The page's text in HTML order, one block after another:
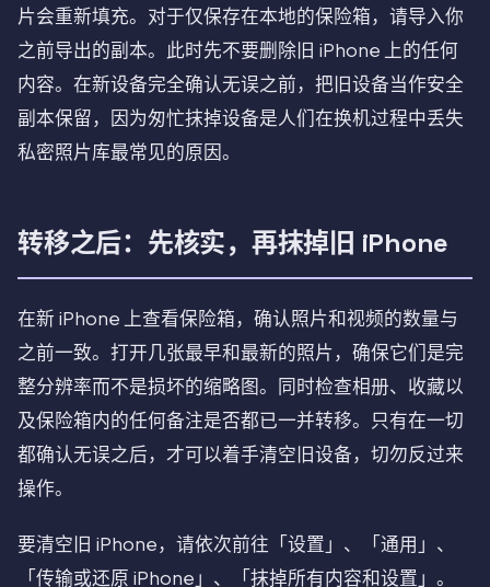
片会重新填充。对于仅保存在本地的保险箱，请导入你
之前导出的副本。此时先不要删除旧 iPhone 上的任何
内容。在新设备完全确认无误之前，把旧设备当作安全
副本保留，因为匆忙抹掉设备是人们在换机过程中丢失
私密照片库最常见的原因。
转移之后：先核实，再抹掉旧 iPhone
在新 iPhone 上查看保险箱，确认照片和视频的数量与
之前一致。打开几张最早和最新的照片，确保它们是完
整分辨率而不是损坏的缩略图。同时检查相册、收藏以
及保险箱内的任何备注是否都已一并转移。只有在一切
都确认无误之后，才可以着手清空旧设备，切勿反过来
操作。
要清空旧 iPhone，请依次前往「设置」、「通用」、
「传输或还原 iPhone」、「抹掉所有内容和设置」。